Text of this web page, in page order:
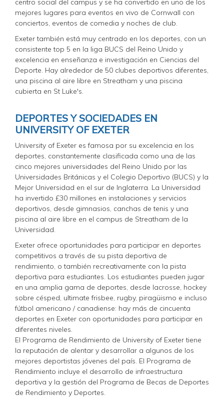
centro social del campus y se ha convertido en uno de los
mejores lugares para eventos en vivo de Cornwall con
conciertos, eventos de comedia y noches de club.
Exeter también está muy centrado en los deportes, con un
consistente top 5 en la liga BUCS del Reino Unido y
excelencia en enseñanza e investigación en Ciencias del
Deporte. Hay alrededor de 50 clubes deportivos diferentes,
una piscina al aire libre en Streatham y una piscina
cubierta en St Luke's.
DEPORTES Y SOCIEDADES EN
UNIVERSITY OF EXETER
University of Exeter es famosa por su excelencia en los
deportes, constantemente clasificada como una de las
cinco mejores universidades del Reino Unido por las
Universidades Británicas y el Colegio Deportivo (BUCS) y la
Mejor Universidad en el sur de Inglaterra. La Universidad
ha invertido £30 millones en instalaciones y servicios
deportivos, desde gimnasios, canchas de tenis y una
piscina al aire libre en el campus de Streatham de la
Universidad.
Exeter ofrece oportunidades para participar en deportes
competitivos a través de su pista deportiva de
rendimiento, o también recreativamente con la pista
deportiva para estudiantes. Los estudiantes pueden jugar
en una amplia gama de deportes, desde lacrosse, hockey
sobre césped, ultimate frisbee, rugby, piragüismo e incluso
fútbol americano / canadiense: hay más de cincuenta
deportes en Exeter con oportunidades para participar en
diferentes niveles.
El Programa de Rendimiento de University of Exeter tiene
la reputación de alentar y desarrollar a algunos de los
mejores deportistas jóvenes del país. El Programa de
Rendimiento incluye el desarrollo de infraestructura
deportiva y la gestión del Programa de Becas de Deportes
de Rendimiento y Deportes.